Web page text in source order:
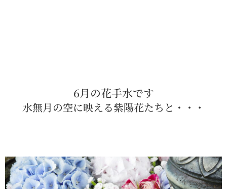
6月の花手水です
水無月の空に映える紫陽花たちと・・・